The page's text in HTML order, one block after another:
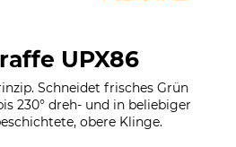
UPX86
Schneidet frisches Grün
230° dreh- und in beliebiger
obere Klinge.